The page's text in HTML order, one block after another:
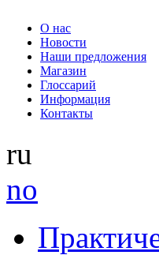
О нас
Новости
Наши предложения
Магазин
Глоссарий
Информация
Контакты
ru
no